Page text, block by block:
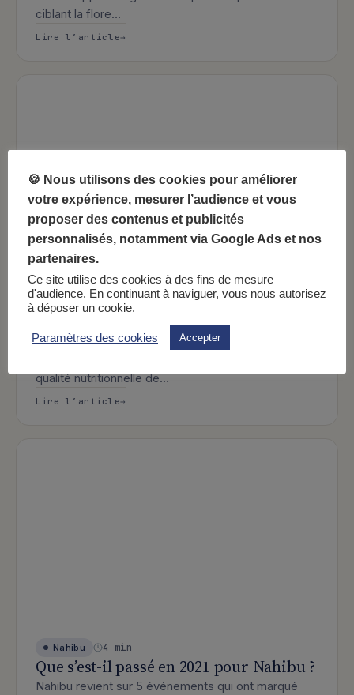
ciblant la flore…
Lire l’article: Nahibu lance Baiotiku, une gamme
Nahibu 2 min
Bleu-Blanc-Coeur s’associe à Nahibu
pour construire l’alimentation de
demain
Nahibu et l’association Bleu-Blanc-Coeur se sont
qualité nutritionnelle de…
Lire l’article: Bleu-Blanc-Coeur s’associe à
Nahibu 4 min
Que s’est-il passé en 2021 pour Nahibu ?
Nahibu revient sur 5 événements qui ont marqué
🍪 Nous utilisons des cookies pour améliorer
votre expérience, mesurer l’audience et vous
proposer des contenus et publicités
personnalisés, notamment via Google Ads et nos
partenaires.
Ce site utilise des cookies à des fins de mesure
d'audience. En continuant à naviguer, vous nous autorisez
à déposer un cookie.
Paramètres des cookies Accepter